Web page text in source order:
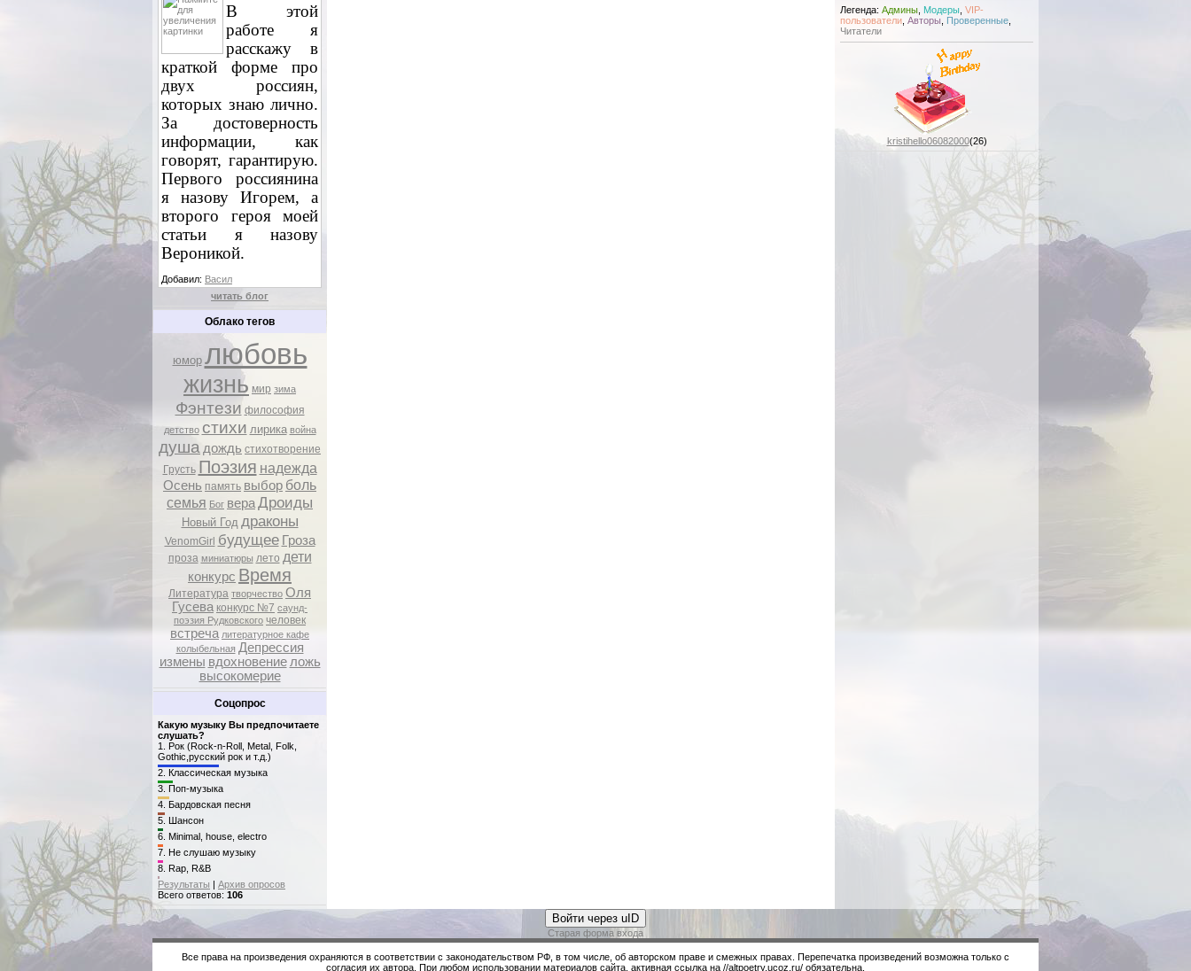
В этой
работе я
расскажу в
краткой форме про
двух россиян,
которых знаю лично.
За достоверность
информации, как
говорят, гарантирую.
Первого россиянина
я назову Игорем, а
второго героя моей
статьи я назову
Вероникой.
Добавил: Васил
читать блог
Облако тегов
юмор любовь
жизнь мир зима
Фэнтези философия
детство стихи лирика война
душа дождь стихотворение
Грусть Поэзия надежда
Осень память выбор боль
семья Бог вераДроиды
Новый Год драконы
VenomGirl будущее Гроза
проза миниатюры лето дети
конкурс Время
Литература творчество Оля
Гусева конкурс №7 саунд-
поэзия Рудковского человек
встреча литературное кафе
колыбельная Депрессия
измены вдохновение ложь
высокомерие
Соцопрос
Какую музыку Вы предпочитаете
слушать?
1. Рок (Rock-n-Roll, Metal, Folk,
Gothic,русский рок и т.д.)
2. Классическая музыка
3. Поп-музыка
4. Бардовская песня
5. Шансон
6. Minimal, house, electro
7. Не слушаю музыку
8. Rap, R&B
Результаты | Архив опросов
Всего ответов: 106
Легенда: Админы Модеры VIP-
пользователи Авторы Проверенные
Читатели
kristihello06082000(26)
Войти через uID
Старая форма входа
Все права на произведения охраняются в соответствии с законодательством РФ, в том числе, об авторском праве и смежных правах. Перепечатка произведений возможна только с
согласия их автора. При любом использовании материалов сайта, активная ссылка на //altpoetry.ucoz.ru/ обязательна.